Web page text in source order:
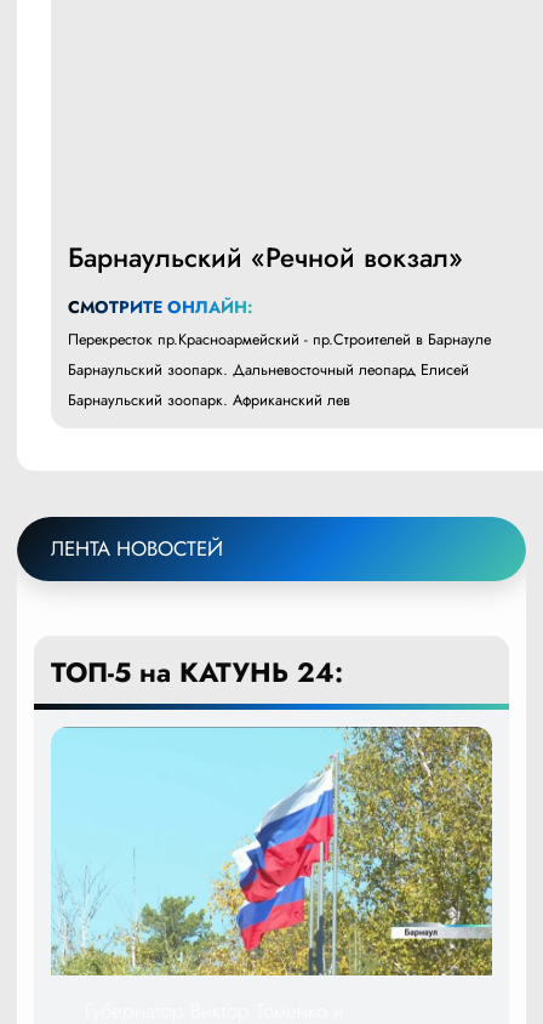
Барнаульский «Речной вокзал»
СМОТРИТЕ ОНЛАЙН:
Перекресток пр.Красноармейский - пр.Строителей в Барнауле
Барнаульский зоопарк. Дальневосточный леопард Елисей
Барнаульский зоопарк. Африканский лев
ЛЕНТА НОВОСТЕЙ
ТОП-5 на КАТУНЬ 24: